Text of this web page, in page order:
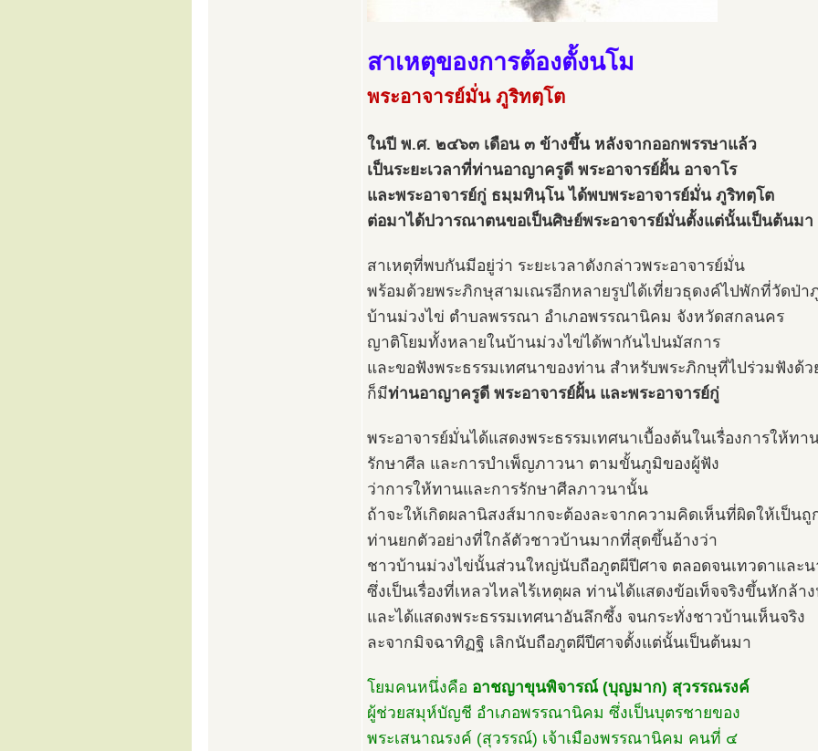
สาเหตุของการต้องตั้งนโม
พระอาจารย์มั่น ภูริทตฺโต
ในปี พ.ศ. ๒๔๖๓ เดือน ๓ ข้างขึ้น หลังจากออกพรรษาแล้ว
เป็นระยะเวลาที่ท่านอาญาครูดี พระอาจารย์ฝั้น อาจาโร
และพระอาจารย์กู่ ธมฺมทินฺโน ได้พบพระอาจารย์มั่น ภูริทตฺโต
ต่อมาได้ปวารณาตนขอเป็นศิษย์พระอาจารย์มั่นตั้งแต่นั้นเป็นต้นมา
สาเหตุที่พบกันมีอยู่ว่า ระยะเวลาดังกล่าวพระอาจารย์มั่น
พร้อมด้วยพระภิกษุสามเณรอีกหลายรูปได้เที่ยวธุดงค์ไปพักที่วัดป่
บ้านม่วงไข่ ตำบลพรรณา อำเภอพรรณานิคม จังหวัดสกลนคร
ญาติโยมทั้งหลายในบ้านม่วงไข่ได้พากันไปนมัสการ
และขอฟังพระธรรมเทศนาของท่าน สำหรับพระภิกษุที่ไปร่วมฟังด้
ก็มีท่านอาญาครูดี พระอาจารย์ฝั้น และพระอาจารย์กู่
พระอาจารย์มั่นได้แสดงพระธรรมเทศนาเบื้องต้นในเรื่องการให้ทา
รักษาศีล และการบำเพ็ญภาวนา ตามขั้นภูมิของผู้ฟัง
ว่าการให้ทานและการรักษาศีลภาวนานั้น
ถ้าจะให้เกิดผลานิสงส์มากจะต้องละจากความคิดเห็นที่ผิดให้เป็นถู
ท่านยกตัวอย่างที่ใกล้ตัวชาวบ้านมากที่สุดขึ้นอ้างว่า
ชาวบ้านม่วงไข่นั้นส่วนใหญ่นับถือภูตผีปีศาจ ตลอดจนเทวดาและน
ซึ่งเป็นเรื่องที่เหลวไหลไร้เหตุผล ท่านได้แสดงข้อเท็จจริงขึ้นหักล้า
และได้แสดงพระธรรมเทศนาอันลึกซึ้ง จนกระทั่งชาวบ้านเห็นจริง
ละจากมิจฉาทิฏฐิ เลิกนับถือภูตผีปีศาจตั้งแต่นั้นเป็นต้นมา
โยมคนหนึ่งคือ อาชญาขุนพิจารณ์ (บุญมาก) สุวรรณรงค์
ผู้ช่วยสมุห์บัญชี อำเภอพรรณานิคม ซึ่งเป็นบุตรชายของ
พระเสนาณรงค์ (สุวรรณ์) เจ้าเมืองพรรณานิคม คนที่ ๔